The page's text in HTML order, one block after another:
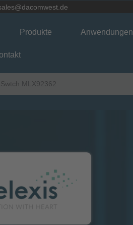
Produkte Anwendungen
MLX92362